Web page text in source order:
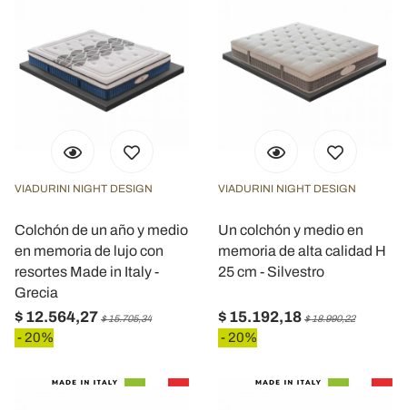
VIADURINI NIGHT DESIGN
Colchón de un año y medio
en memoria de lujo con
resortes Made in Italy -
Grecia
$ 12.564,27 $ 15.705,34
- 20%
VIADURINI NIGHT DESIGN
Un colchón y medio en
memoria de alta calidad H
25 cm - Silvestro
$ 15.192,18 $ 18.990,22
- 20%